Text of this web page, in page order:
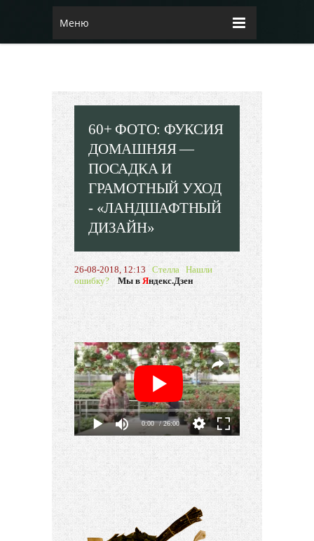
Меню
60+ ФОТО: ФУКСИЯ
ДОМАШНЯЯ —
ПОСАДКА И
ГРАМОТНЫЙ УХОД
- «ЛАНДШАФТНЫЙ
ДИЗАЙН»
26-08-2018, 12:13 Стелла Нашли
ошибку?
Мы в Яндекс.Дзен
0:00 / 26:00